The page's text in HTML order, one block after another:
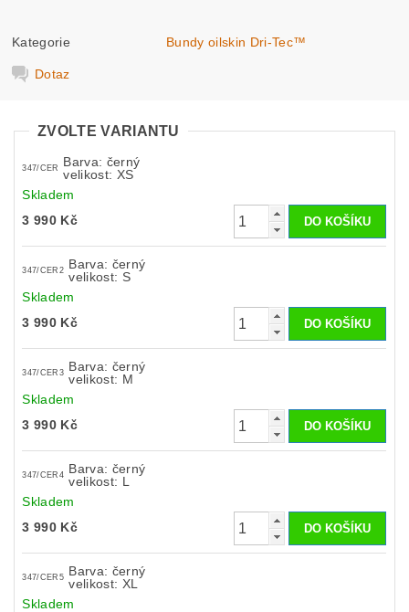
Kategorie Bundy oilskin Dri-Tec™
Dotaz
ZVOLTE VARIANTU
347/CER
Barva: černý
velikost: XS
Skladem
3 990 Kč
347/CER2
Barva: černý
velikost: S
Skladem
3 990 Kč
347/CER3
Barva: černý
velikost: M
Skladem
3 990 Kč
347/CER4
Barva: černý
velikost: L
Skladem
3 990 Kč
347/CER5
Barva: černý
velikost: XL
Skladem